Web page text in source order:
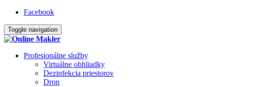
Facebook
Toggle navigation
Profesionálne služby
Virtuálne obhliadky
Dezinfekcia priestorov
Dron